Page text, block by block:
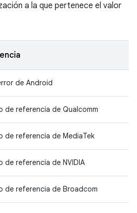
a la que pertenece el valor
de Android
de referencia de Qualcomm
de referencia de MediaTek
de referencia de NVIDIA
de referencia de Broadcom